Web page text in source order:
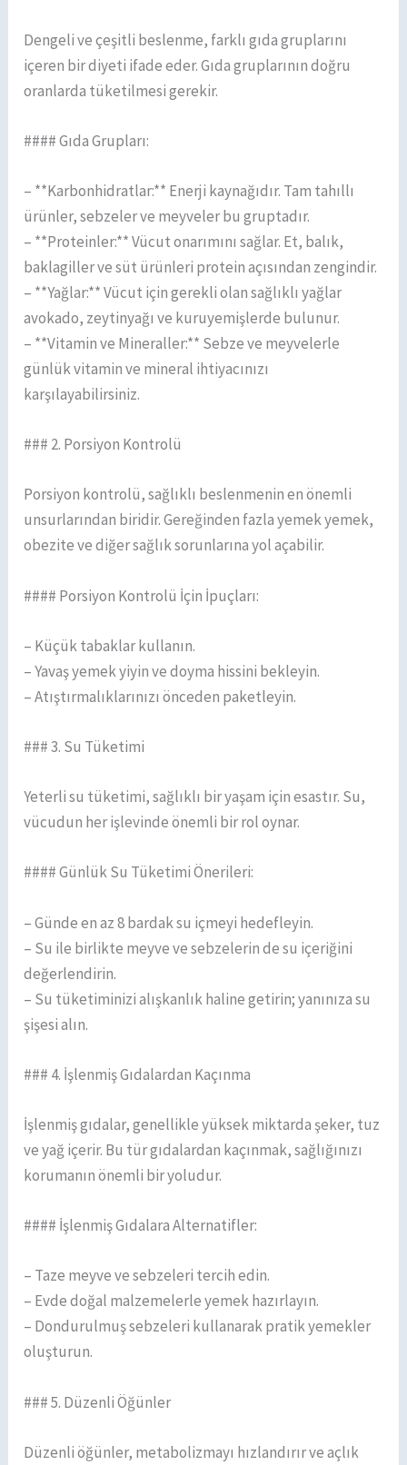
Dengeli ve çeşitli beslenme, farklı gıda gruplarını
içeren bir diyeti ifade eder. Gıda gruplarının doğru
oranlarda tüketilmesi gerekir.
#### Gıda Grupları:
– **Karbonhidratlar:** Enerji kaynağıdır. Tam tahıllı
ürünler, sebzeler ve meyveler bu gruptadır.
– **Proteinler:** Vücut onarımını sağlar. Et, balık,
baklagiller ve süt ürünleri protein açısından zengindir.
– **Yağlar:** Vücut için gerekli olan sağlıklı yağlar
avokado, zeytinyağı ve kuruyemişlerde bulunur.
– **Vitamin ve Mineraller:** Sebze ve meyvelerle
günlük vitamin ve mineral ihtiyacınızı
karşılayabilirsiniz.
### 2. Porsiyon Kontrolü
Porsiyon kontrolü, sağlıklı beslenmenin en önemli
unsurlarından biridir. Gereğinden fazla yemek yemek,
obezite ve diğer sağlık sorunlarına yol açabilir.
#### Porsiyon Kontrolü İçin İpuçları:
– Küçük tabaklar kullanın.
– Yavaş yemek yiyin ve doyma hissini bekleyin.
– Atıştırmalıklarınızı önceden paketleyin.
### 3. Su Tüketimi
Yeterli su tüketimi, sağlıklı bir yaşam için esastır. Su,
vücudun her işlevinde önemli bir rol oynar.
#### Günlük Su Tüketimi Önerileri:
– Günde en az 8 bardak su içmeyi hedefleyin.
– Su ile birlikte meyve ve sebzelerin de su içeriğini
değerlendirin.
– Su tüketiminizi alışkanlık haline getirin; yanınıza su
şişesi alın.
### 4. İşlenmiş Gıdalardan Kaçınma
İşlenmiş gıdalar, genellikle yüksek miktarda şeker, tuz
ve yağ içerir. Bu tür gıdalardan kaçınmak, sağlığınızı
korumanın önemli bir yoludur.
#### İşlenmiş Gıdalara Alternatifler:
– Taze meyve ve sebzeleri tercih edin.
– Evde doğal malzemelerle yemek hazırlayın.
– Dondurulmuş sebzeleri kullanarak pratik yemekler
oluşturun.
### 5. Düzenli Öğünler
Düzenli öğünler, metabolizmayı hızlandırır ve açlık